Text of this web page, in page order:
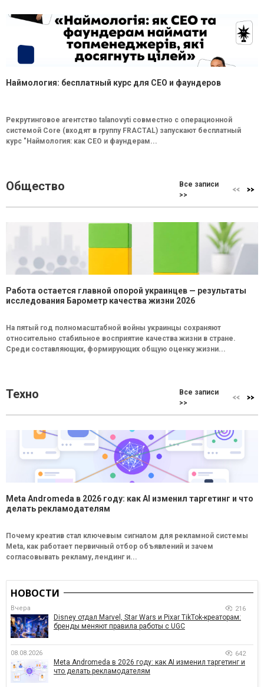
Наймология: бесплатный курс для CEO и фаундеров
Рекрутинговое агентство talanovyti совместно с операционной
системой Core (входят в группу FRACTAL) запускают бесплатный
курс "Наймология: как СEO и фаундерам...
Общество
Все записи
>>
Работа остается главной опорой украинцев — результаты
исследования Барометр качества жизни 2026
На пятый год полномасштабной войны украинцы сохраняют
относительно стабильное восприятие качества жизни в стране.
Среди составляющих, формирующих общую оценку жизни...
Техно
Все записи
>>
Meta Andromeda в 2026 году: как AI изменил таргетинг и что
делать рекламодателям
Почему креатив стал ключевым сигналом для рекламной системы
Meta, как работает первичный отбор объявлений и зачем
согласовывать рекламу, лендинг и...
НОВОСТИ
Вчера 216
Disney отдал Marvel, Star Wars и Pixar TikTok-креаторам:
бренды меняют правила работы с UGC
08.08.2026 642
Meta Andromeda в 2026 году: как AI изменил таргетинг и
что делать рекламодателям